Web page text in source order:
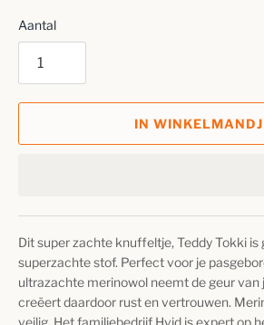
Aantal
IN
Dit super zachte knuffeltje, Teddy Tokki
superzachte stof. Perfect voor je
ultrazachte merinowol neemt de geur van
creëert daardoor rust en vertrouwen.
veilig. Het familiebedrijf Hvid is expert op